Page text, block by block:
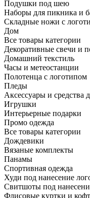
Подушки под шею
Наборы для пикника и
Складные ножи с
Дом
Все товары категории
Декоративные свечи и
Домашний текстиль
Часы и метеостанции
Полотенца с логотипом
Пледы
Аксессуары и средства
Игрушки
Интерьерные подарки
Промо одежда
Все товары категории
Дождевики
Вязаные комплекты
Панамы
Спортивная одежда
Худи под нанесение
Свитшоты под
Флисовые куртки и